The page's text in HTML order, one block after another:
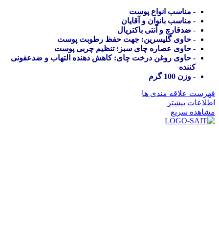
- مناسب انواع پوست
- مناسب بانوان و آقایان
- ضدقارچ و آنتی باکتریال
- حاوی گلیسرین: جهت حفظ رطوبت پوست
- حاوی عصاره چای سبز: تنظیم چربی پوست
- حاوی روغن درخت چای: کاهش دهنده التهاب و ضدعفونی
کننده
- وزن 100 گرم
فهرست علاقه مندی ها
اطلاعات بیشتر
مشاهده سریع